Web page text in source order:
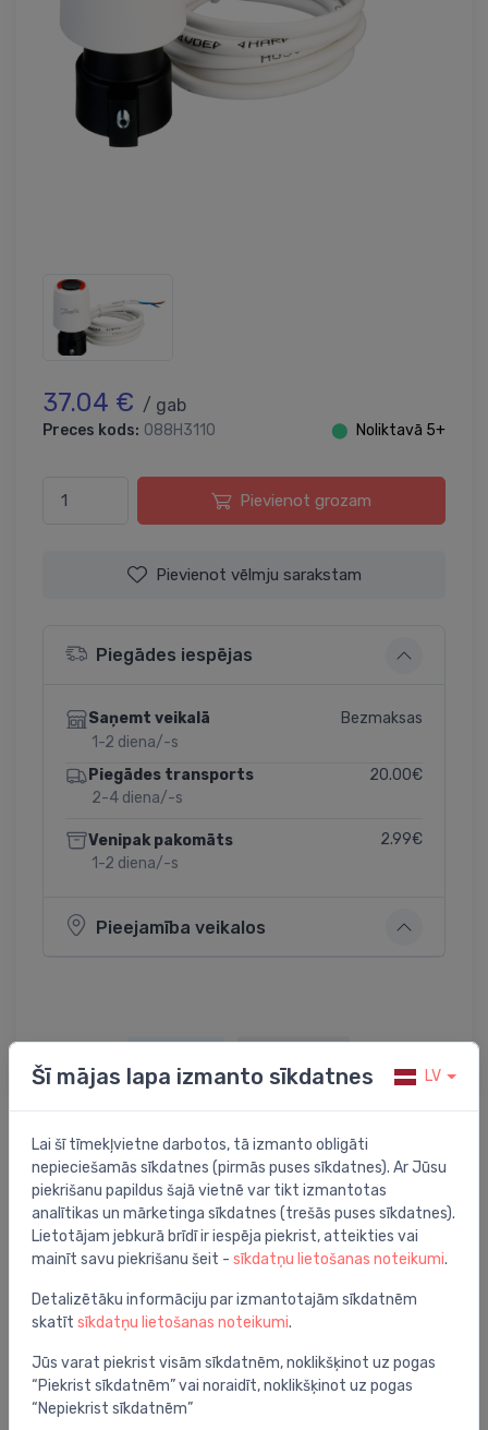
37.04 € / gab
Preces kods: 088H3110 ⬤ Noliktavā 5+
Pievienot grozam
Pievienot vēlmju sarakstam
Piegādes iespējas
Saņemt veikalā
1-2 diena/-s
Bezmaksas
Piegādes transports
2-4 diena/-s
20.00€
Venipak pakomāts
1-2 diena/-s
2.99€
Pieejamība veikalos
Dalīties:
Preces apraksts
TWA-A termo aktuators NC, 24V, RA pievien.
Šī mājas lapa izmanto sīkdatnes LV
Lai šī tīmekļvietne darbotos, tā izmanto obligāti
nepieciešamās sīkdatnes (pirmās puses sīkdatnes). Ar Jūsu
piekrišanu papildus šajā vietnē var tikt izmantotas
analītikas un mārketinga sīkdatnes (trešās puses sīkdatnes).
Lietotājam jebkurā brīdī ir iespēja piekrist, atteikties vai
mainīt savu piekrišanu šeit - sīkdatņu lietošanas noteikumi.
Detalizētāku informāciju par izmantotajām sīkdatnēm
skatīt sīkdatņu lietošanas noteikumi.
Jūs varat piekrist visām sīkdatnēm, noklikšķinot uz pogas
“Piekrist sīkdatnēm” vai noraidīt, noklikšķinot uz pogas
“Nepiekrist sīkdatnēm”